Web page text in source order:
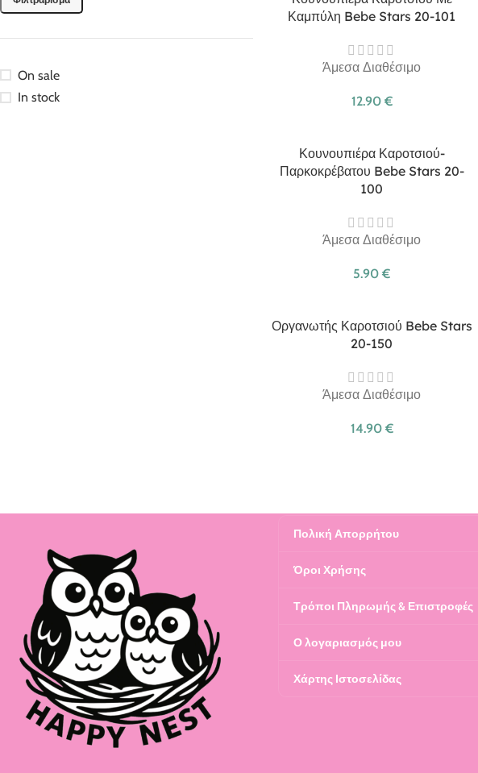
On sale
In stock
Καμπύλη Bebe Stars 20-101
Άμεσα Διαθέσιμο
12.90 €
Κουνουπιέρα Καροτσιού-
Παρκοκρέβατου Bebe Stars 20-
100
Άμεσα Διαθέσιμο
5.90€
Οργανωτής Καροτσιού Bebe Stars
20-150
Άμεσα Διαθέσιμο
14.90 €
Πολική Απορρήτου
Όροι Χρήσης
Τρόποι Πληρωμής & Επιστροφές
Ο λογαριασμός μου
Χάρτης Ιστοσελίδας